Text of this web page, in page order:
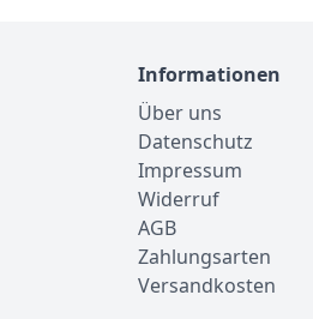
Informationen
Über uns
Datenschutz
Impressum
Widerruf
AGB
Zahlungsarten
Versandkosten